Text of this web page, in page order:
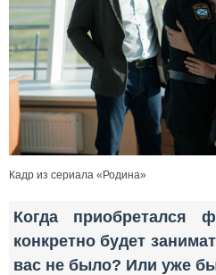
Кадр из сериала «Родина»
Когда приобретался
конкретно будет
вас не было? Или уже